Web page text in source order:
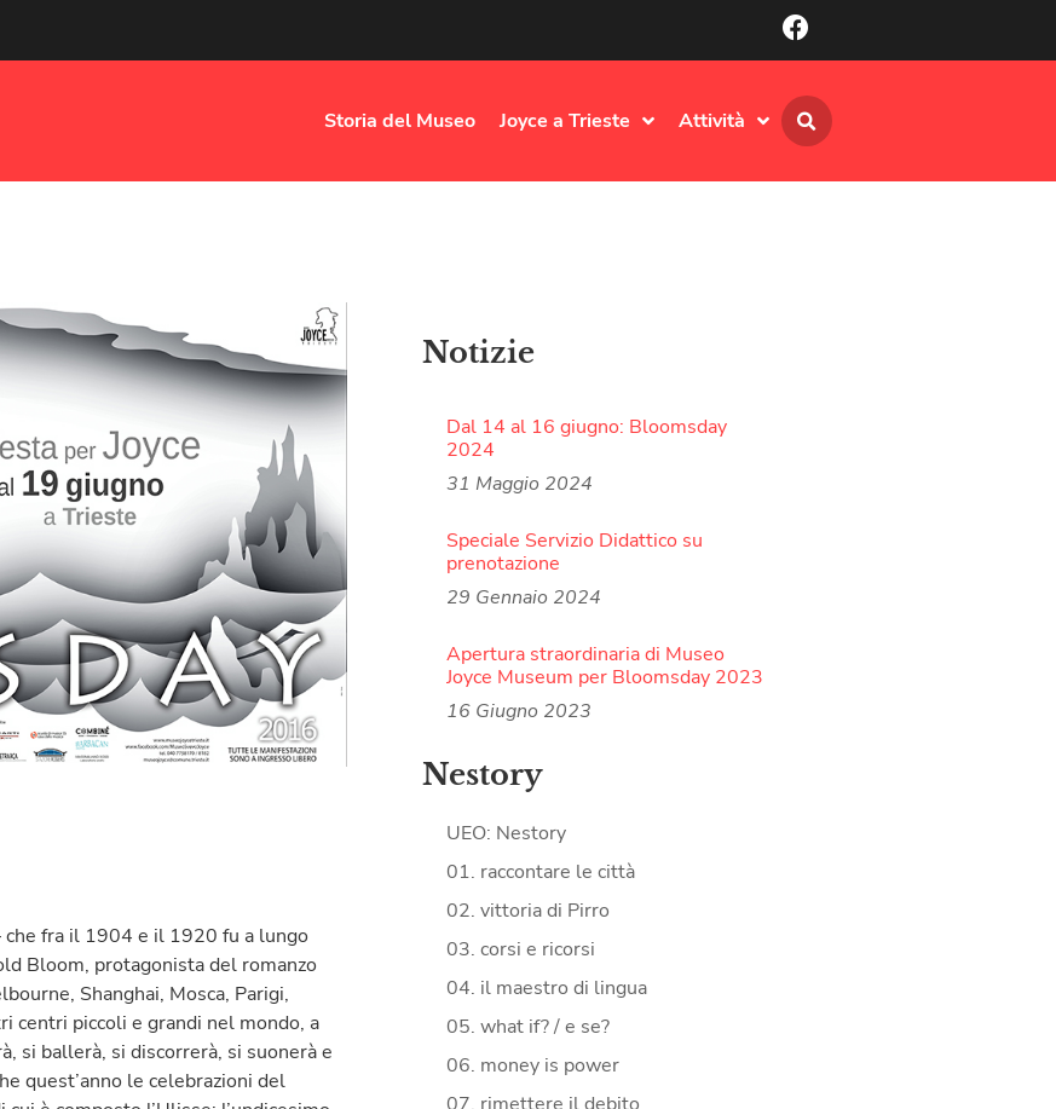
Storia del Museo Joyce a Trieste Attività
che fra il 1904 e il 1920 fu a lungo
Bloom, protagonista del romanzo
Shanghai, Mosca, Parigi,
centri piccoli e grandi nel mondo, a
si ballerà, si discorrerà, si suonerà e
quest’anno le celebrazioni del
Notizie
Dal 14 al 16 giugno: Bloomsday
2024
31 Maggio 2024
Speciale Servizio Didattico su
prenotazione
29 Gennaio 2024
Apertura straordinaria di Museo
Joyce Museum per Bloomsday 2023
16 Giugno 2023
Nestory
UEO: Nestory
01. raccontare le città
02. vittoria di Pirro
03. corsi e ricorsi
04. il maestro di lingua
05. what if? / e se?
06. money is power